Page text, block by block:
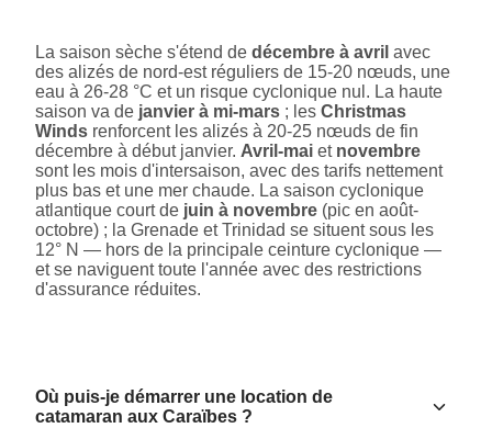
La saison sèche s'étend de décembre à avril avec
des alizés de nord-est réguliers de 15-20 nœuds, une
eau à 26-28 °C et un risque cyclonique nul. La haute
saison va de janvier à mi-mars ; les Christmas
Winds renforcent les alizés à 20-25 nœuds de fin
décembre à début janvier. Avril-mai et novembre
sont les mois d'intersaison, avec des tarifs nettement
plus bas et une mer chaude. La saison cyclonique
atlantique court de juin à novembre (pic en août-
octobre) ; la Grenade et Trinidad se situent sous les
12° N — hors de la principale ceinture cyclonique —
et se naviguent toute l'année avec des restrictions
d'assurance réduites.
Où puis-je démarrer une location de
catamaran aux Caraïbes ?